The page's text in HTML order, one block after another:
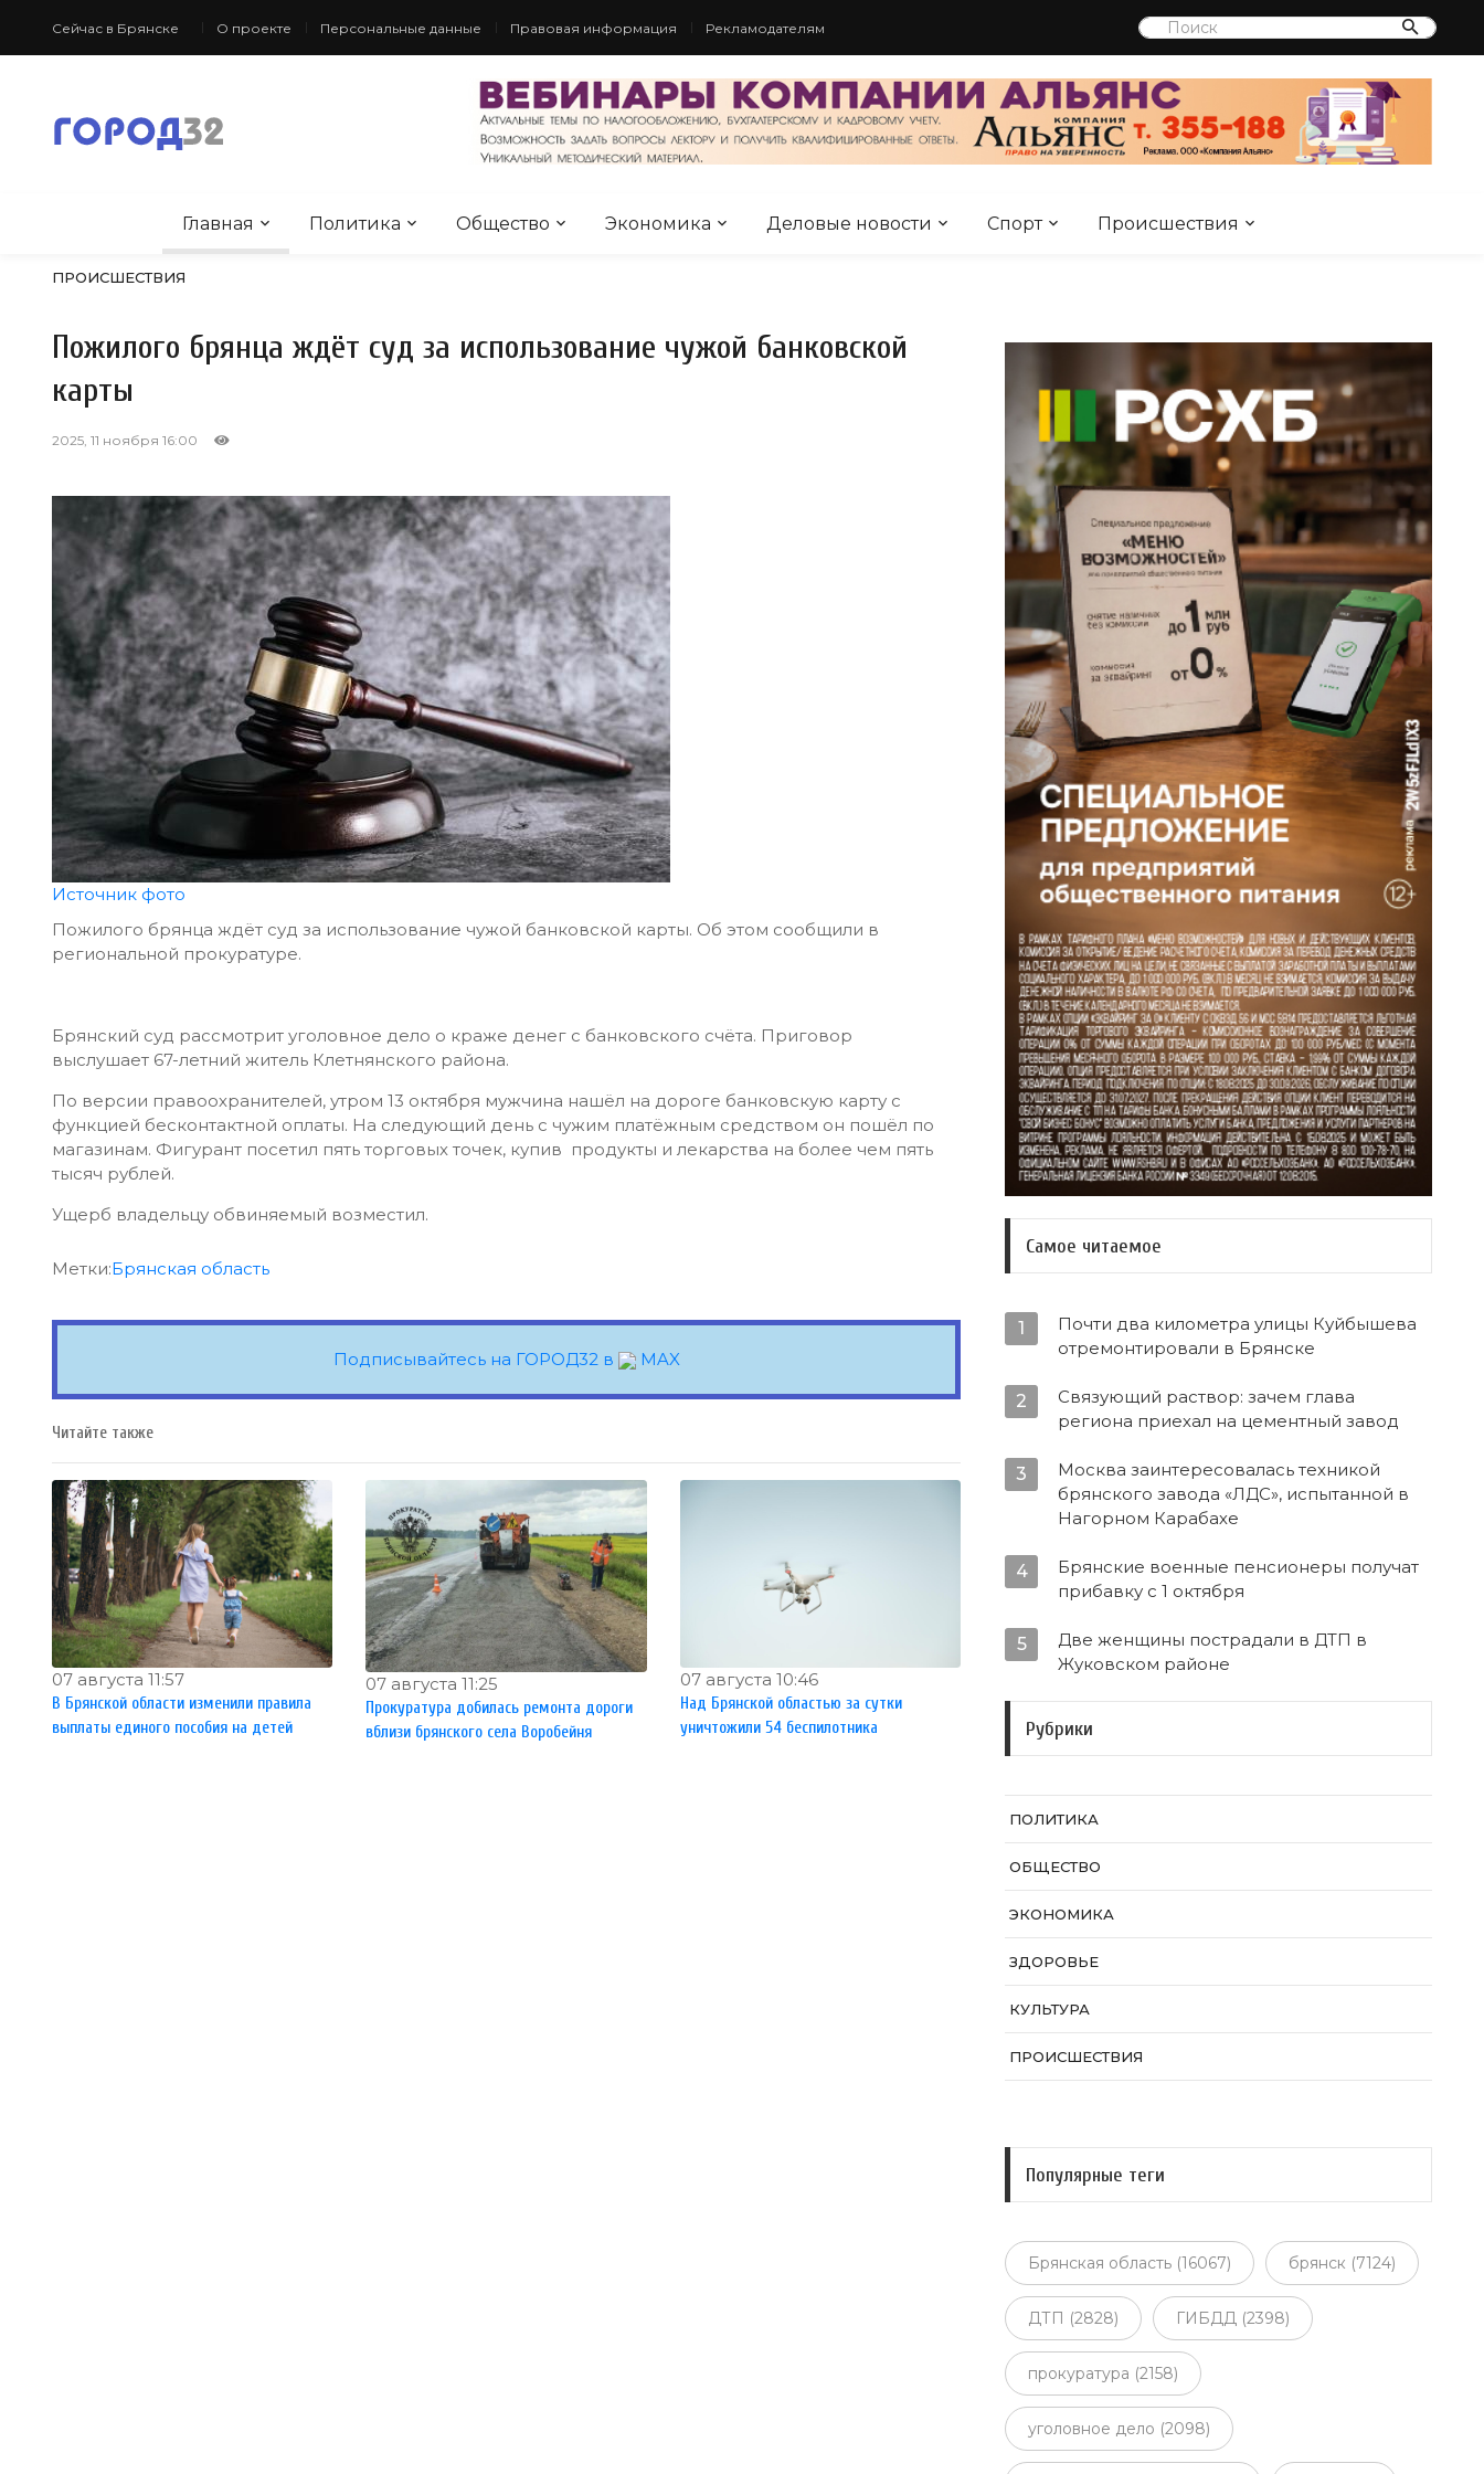
Сейчас в Брянске О проекте Персональные данные Правовая информация Рекламодателям
Главная Политика Общество Экономика Деловые новости Спорт Происшествия
ПРОИСШЕСТВИЯ
Пожилого брянца ждёт суд за использование чужой банковской
карты
2025, 11 ноября 16:00
Источник фото
Пожилого брянца ждёт суд за использование чужой банковской карты. Об этом сообщили в
региональной прокуратуре.
Брянский суд рассмотрит уголовное дело о краже денег с банковского счёта. Приговор
выслушает 67-летний житель Клетнянского района.
По версии правоохранителей, утром 13 октября мужчина нашёл на дороге банковскую карту с
функцией бесконтактной оплаты. На следующий день с чужим платёжным средством он пошёл по
магазинам. Фигурант посетил пять торговых точек, купив продукты и лекарства на более чем пять
тысяч рублей.
Ущерб владельцу обвиняемый возместил.
Метки:Брянская область
Подписывайтесь на ГОРОД32 в MAX
Читайте также
07 августа 11:57
В Брянской области изменили правила
выплаты единого пособия на детей
07 августа 11:25
Прокуратура добилась ремонта дороги
вблизи брянского села Воробейня
07 августа 10:46
Над Брянской областью за сутки
уничтожили 54 беспилотника
Самое читаемое
1
Почти два километра улицы Куйбышева
отремонтировали в Брянске
2
Связующий раствор: зачем глава
региона приехал на цементный завод
3
Москва заинтересовалась техникой
брянского завода «ЛДС», испытанной в
Нагорном Карабахе
4
Брянские военные пенсионеры получат
прибавку с 1 октября
5
Две женщины пострадали в ДТП в
Жуковском районе
Рубрики
ПОЛИТИКА
ОБЩЕСТВО
ЭКОНОМИКА
ЗДОРОВЬЕ
КУЛЬТУРА
ПРОИСШЕСТВИЯ
Популярные теги
Брянская область (16067) брянск (7124)
ДТП (2828) ГИБДД (2398)
прокуратура (2158)
уголовное дело (2098)